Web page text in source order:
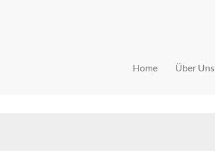
Home Über Uns